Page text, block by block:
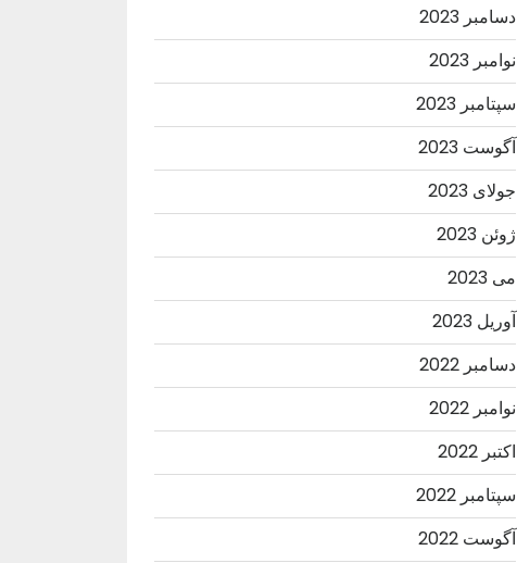
دسامبر 2023
نوامبر 2023
سپتامبر 2023
آگوست 2023
جولای 2023
ژوئن 2023
می 2023
آوریل 2023
دسامبر 2022
نوامبر 2022
اکتبر 2022
سپتامبر 2022
آگوست 2022